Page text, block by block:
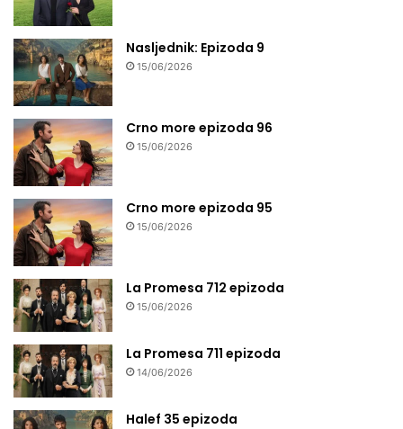
Nasljednik: Epizoda 9
15/06/2026
Crno more epizoda 96
15/06/2026
Crno more epizoda 95
15/06/2026
La Promesa 712 epizoda
15/06/2026
La Promesa 711 epizoda
14/06/2026
Halef 35 epizoda